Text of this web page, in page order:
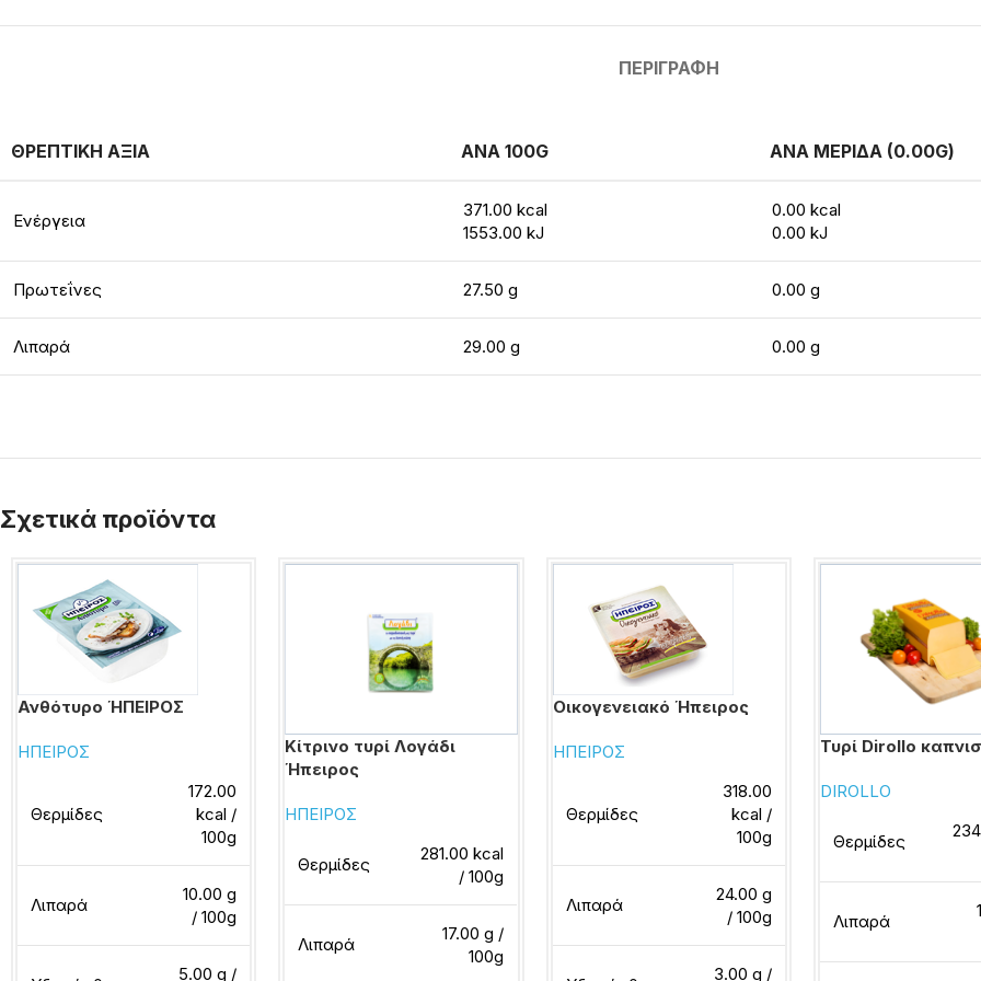
ΠΕΡΙΓΡΑΦΉ
ΘΡΕΠΤΙΚΗ ΑΞΙΑ ΑΝΑ 100G ΑΝΑ ΜΕΡΙΔΑ (0.00G)
Ενέργεια
371.00 kcal
1553.00 kJ
0.00 kcal
0.00 kJ
Πρωτεΐνες 27.50 g 0.00 g
Λιπαρά 29.00 g 0.00 g
Σχετικά προϊόντα
Ανθότυρο ΉΠΕΙΡΟΣ
ΗΠΕΙΡΟΣ
Θερμίδες
172.00
kcal /
100g
Λιπαρά
10.00 g
/ 100g
5.00 g /
Κίτρινο τυρί Λογάδι
Ήπειρος
ΗΠΕΙΡΟΣ
Θερμίδες
281.00 kcal
/ 100g
Λιπαρά
17.00 g /
100g
Οικογενειακό Ήπειρος
ΗΠΕΙΡΟΣ
Θερμίδες
318.00
kcal /
100g
Λιπαρά
24.00 g
/ 100g
3.00 g /
Τυρί Dirollo
DIROLLO
Θερμίδες
Λιπαρά